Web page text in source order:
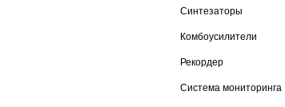
Синтезаторы
Комбоусилители
Рекордер
Система мониторинга